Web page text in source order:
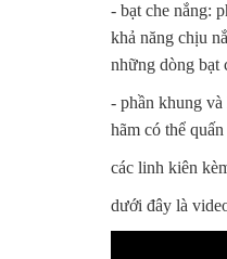
- bạt che nắng:
khả năng chịu
những dòng bạt
- phần khung
hãm có thể
các linh kiên
dưới đây là